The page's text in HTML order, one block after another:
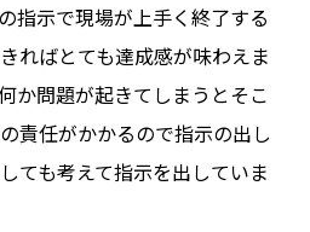
指示で現場が上手く終了する
ればとても達成感が味わえま
か問題が起きてしまうとそこ
責任がかかるので指示の出し
ても考えて指示を出していま